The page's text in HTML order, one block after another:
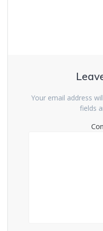
Your email address
fields